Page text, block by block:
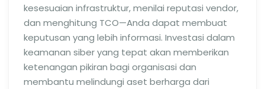
kesesuaian infrastruktur, menilai reputasi vendor,
dan menghitung TCO—Anda dapat membuat
keputusan yang lebih informasi. Investasi dalam
keamanan siber yang tepat akan memberikan
ketenangan pikiran bagi organisasi dan
membantu melindungi aset berharga dari